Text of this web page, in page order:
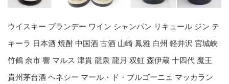
ウイスキー ブランデー ワイン シャンパン リキュール ジン テ
キーラ 日本酒 焼酎 中国酒 古酒 山崎 鳳雅 白州 軽井沢 宮城峡
竹鶴 余市 響 マルス 津貫 龍泉 龍月 双虹 森伊蔵 十四代 魔王
貴州茅台酒 ヘネシー マール・ド・ブルゴーニュ マッカラン